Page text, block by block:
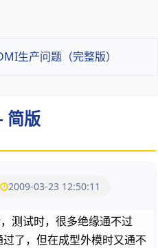
生产问题（完整版）
简版
2009-03-23 12:50:11
测试时，很多绝缘通不过
了，但在成型外模时又通不